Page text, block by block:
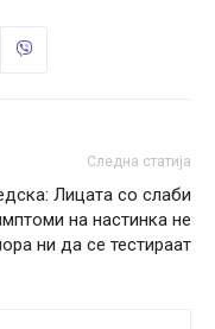
Следна статија
Лицата со слаби
на настинка не
ни да се тестираат